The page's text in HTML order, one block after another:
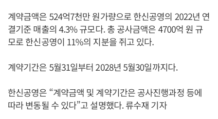
계약금액은 524억7천만 원가량으로 한신공영의 2022년 연
결기준 매출의 4.3% 규모다. 총 공사금액은 4700억 원 규
모로 한신공영이 11%의 지분을 쥐고 있다.
계약기간은 5월31일부터 2028년 5월30일까지다.
한신공영은 “계약금액 및 계약기간은 공사진행과정 등에
따라 변동될 수 있다”고 설명했다. 류수재 기자